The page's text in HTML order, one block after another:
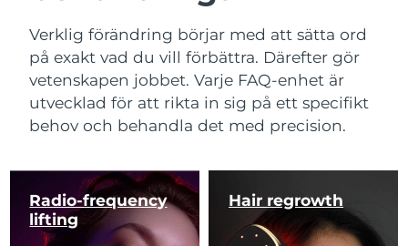
Verklig förändring börjar med att sätta ord
på exakt vad du vill förbättra. Därefter gör
vetenskapen jobbet. Varje FAQ-enhet är
utvecklad för att rikta in sig på ett specifikt
behov och behandla det med precision.
Radio-frequency
lifting
Hair regrowth